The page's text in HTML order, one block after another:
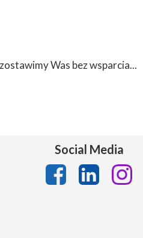
Was bez wsparcia...
Social Media